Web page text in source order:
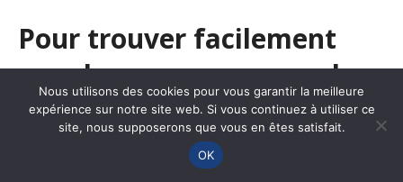
Pour trouver facilement
une de nos agences sur le
site de vente en ligne,
merci de cliquer sur son
Nous utilisons des cookies pour vous garantir la meilleure
expérience sur notre site web. Si vous continuez à utiliser ce
site, nous supposerons que vous en êtes satisfait.
OK